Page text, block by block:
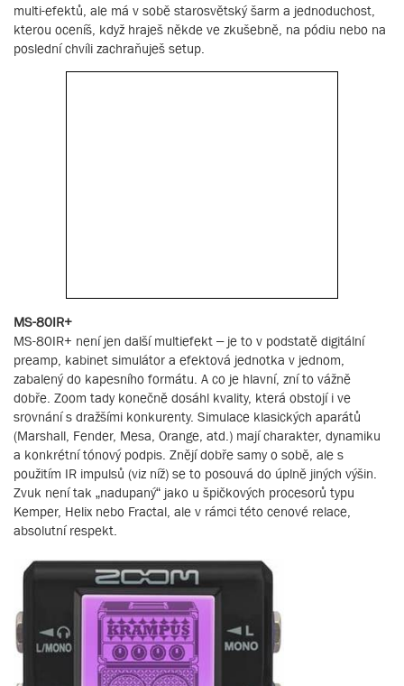
multi-efektů, ale má v sobě starosvětský šarm a jednoduchost,
kterou oceníš, když hraješ někde ve zkušebně, na pódiu nebo na
poslední chvíli zachraňuješ setup.
MS-80IR+
MS-80IR+ není jen další multiefekt – je to v podstatě digitální
preamp, kabinet simulátor a efektová jednotka v jednom,
zabalený do kapesního formátu. A co je hlavní, zní to vážně
dobře. Zoom tady konečně dosáhl kvality, která obstojí i ve
srovnání s dražšími konkurenty. Simulace klasických aparátů
(Marshall, Fender, Mesa, Orange, atd.) mají charakter, dynamiku
a konkrétní tónový podpis. Znějí dobře samy o sobě, ale s
použitím IR impulsů (viz níž) se to posouvá do úplně jiných výšin.
Zvuk není tak „nadupaný“ jako u špičkových procesorů typu
Kemper, Helix nebo Fractal, ale v rámci této cenové relace,
absolutní respekt.